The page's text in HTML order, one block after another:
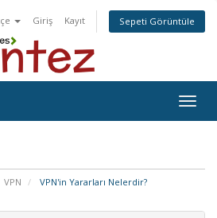
Giriş Kayıt Sepeti Görüntüle
VPN VPN'in Yararları Nelerdir?